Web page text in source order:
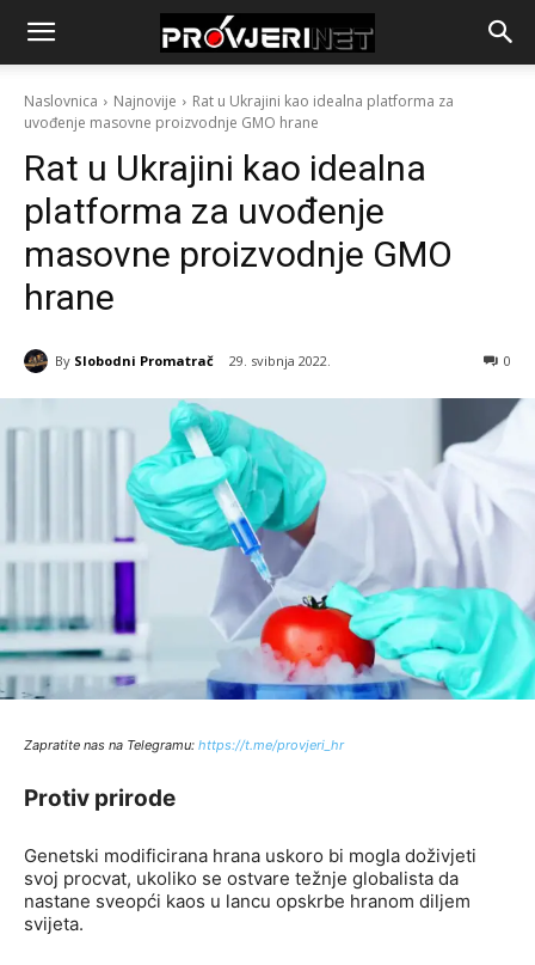
Naslovnica Najnovije
Rat u Ukrajini kao idealna platforma za
uvođenje masovne proizvodnje GMO hrane
Rat u Ukrajini kao idealna
platforma za uvođenje
masovne proizvodnje GMO
hrane
By Slobodni Promatrač 29. svibnja 2022. 0
Zapratite nas na Telegramu: https://t.me/provjeri_hr
Protiv prirode
Genetski modificirana hrana uskoro bi mogla doživjeti
svoj procvat, ukoliko se ostvare težnje globalista da
nastane sveopći kaos u lancu opskrbe hranom diljem
svijeta.